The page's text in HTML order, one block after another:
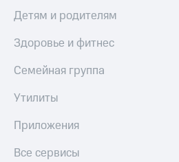
Детям и родителям
Здоровье и фитнес
Семейная группа
Утилиты
Приложения
Все сервисы